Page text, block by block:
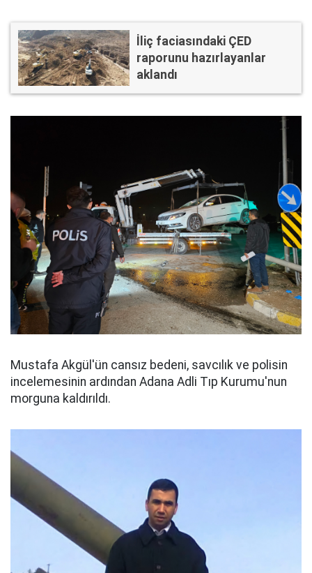
İliç faciasındaki ÇED
raporunu hazırlayanlar
aklandı
Mustafa Akgül'ün cansız bedeni, savcılık ve polisin
incelemesinin ardından Adana Adli Tıp Kurumu'nun
morguna kaldırıldı.